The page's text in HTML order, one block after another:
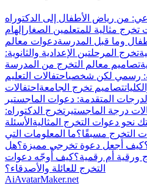
من رياض الأطفال إلى الدكتوراه
مثالية للمتعلمين الصغار إلهام
وما قبل المدرسةدعوات معالم
تخرج المرحلتين الإعدادية والثانوية:
تصاميم معالم التخرج من المدرسة
رسمي لكن شخصياحتفالات التعليم
تصاميم تخرج الجامعة احتفالات
المتقدمة: دعوات الماجستير
درجة الماجستير تخرج الدكتوراه:
نحو دعوات التخرج المثالية الأسئلة
التخرج مسبقًا؟ما المعلومات التي
كيف أجعل دعوة تخرجي مميزة؟هل
ورقية أم رقمية؟كيف أُوجّه دعوات
التخرج للعائلة والأصدقاء؟
AiAvatarMaker.net